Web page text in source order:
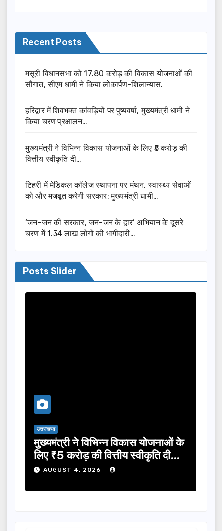
Recent Posts
मसूरी विधानसभा को 17.80 करोड़ की विकास योजनाओं की
सौगात, सीएम धामी ने किया लोकार्पण-शिलान्यास.
हरिद्वार में शिवभक्त कांवड़ियों पर पुष्पवर्षा, मुख्यमंत्री धामी ने
किया चरण प्रक्षालन…
मुख्यमंत्री ने विभिन्न विकास योजनाओं के लिए ₹5 करोड़ की
वित्तीय स्वीकृति दी…
टिहरी में मेडिकल कॉलेज स्थापना पर मंथन, स्वास्थ्य सेवाओं
को और मजबूत करेगी सरकार: मुख्यमंत्री धामी…
‘जन-जन की सरकार, जन-जन के द्वार’ अभियान के दूसरे
चरण में 1.34 लाख लोगों की भागीदारी…
Posts Slider
उत्तराखण्ड
मुख्यमंत्री ने विभिन्न विकास योजनाओं के
लिए ₹5 करोड़ की वित्तीय स्वीकृति दी…
AUGUST 4, 2026